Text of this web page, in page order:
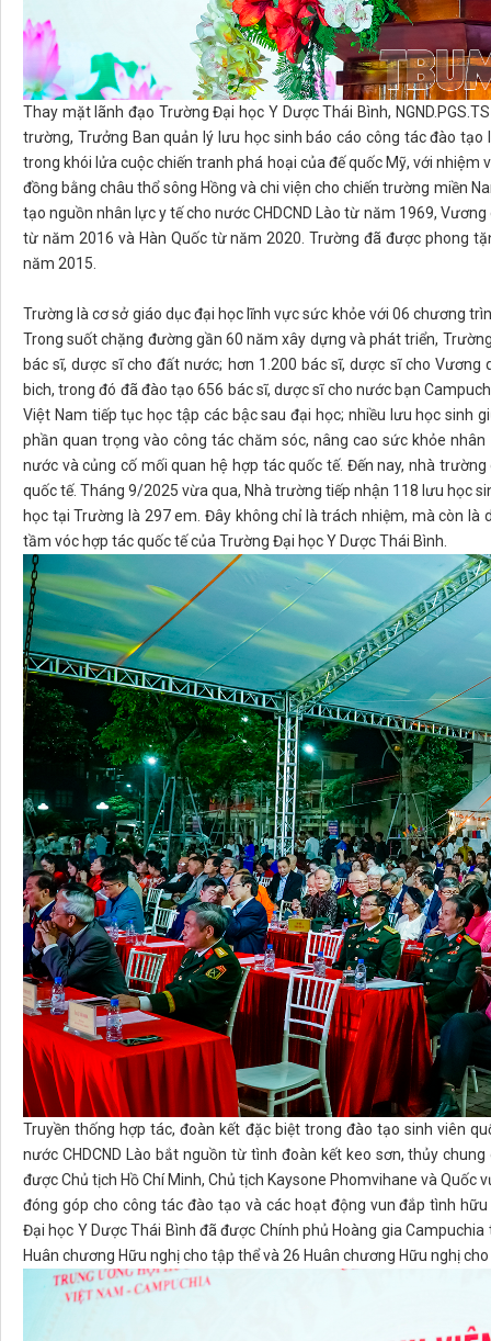
Thay mặt lãnh đạo Trường Đại học Y Dược Thái Bình,
trường, Trưởng Ban quản lý lưu học sinh báo cáo công tác đào
trong khói lửa cuộc chiến tranh phá hoại của đế quốc Mỹ, với
đồng bằng châu thổ sông Hồng và chi viện cho chiến trường miền
tạo nguồn nhân lực y tế cho nước CHDCND Lào từ năm 1969,
từ năm 2016 và Hàn Quốc từ năm 2020. Trường đã được phong
năm 2015.
Trường là cơ sở giáo dục đại học lĩnh vực sức khỏe với 06 chương
Trong suốt chặng đường gần 60 năm xây dựng và phát triển,
bác sĩ, dược sĩ cho đất nước; hơn 1.200 bác sĩ, dược sĩ cho Vương
bich, trong đó đã đào tạo 656 bác sĩ, dược sĩ cho nước bạn
Việt Nam tiếp tục học tập các bậc sau đại học; nhiều lưu học sinh
phần quan trọng vào công tác chăm sóc, nâng cao sức khỏe
nước và củng cố mối quan hệ hợp tác quốc tế. Đến nay, nhà
quốc tế. Tháng 9/2025 vừa qua, Nhà trường tiếp nhận 118 lưu học
học tại Trường là 297 em. Đây không chỉ là trách nhiệm, mà còn
tầm vóc hợp tác quốc tế của Trường Đại học Y Dược Thái Bình.
Truyền thống hợp tác, đoàn kết đặc biệt trong đào tạo sinh viên
nước CHDCND Lào bắt nguồn từ tình đoàn kết keo sơn, thủy
được Chủ tịch Hồ Chí Minh, Chủ tịch Kaysone Phomvihane và
đóng góp cho công tác đào tạo và các hoạt động vun đắp tình
Đại học Y Dược Thái Bình đã được Chính phủ Hoàng gia
Huân chương Hữu nghị cho tập thể và 26 Huân chương Hữu nghị